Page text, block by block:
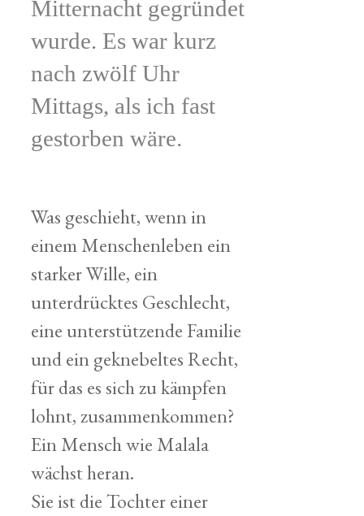
Mitternacht gegründet
wurde. Es war kurz
nach zwölf Uhr
Mittags, als ich fast
gestorben wäre.
Was geschieht, wenn in
einem Menschenleben ein
starker Wille, ein
unterdrücktes Geschlecht,
eine unterstützende Familie
und ein geknebeltes Recht,
für das es sich zu kämpfen
lohnt, zusammenkommen?
Ein Mensch wie Malala
wächst heran.
Sie ist die Tochter einer